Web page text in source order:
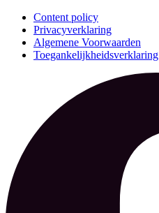
Content policy
Privacyverklaring
Algemene Voorwaarden
Toegankelijkheidsverklaring